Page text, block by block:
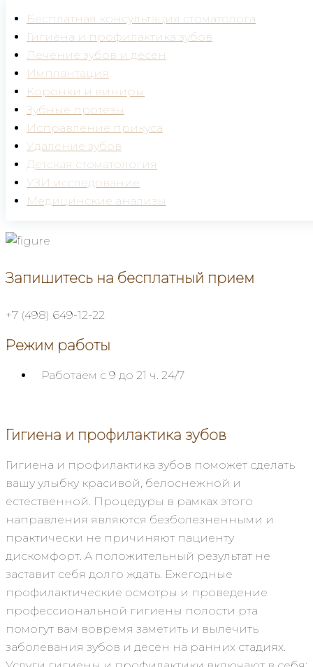
Бесплатная консультация стоматолога
Гигиена и профилактика зубов
Лечение зубов и десен
Имплантация
Коронки и виниры
Зубные протезы
Исправление прикуса
Удаление зубов
Детская стоматология
УЗИ исследование
Медицинские анализы
Запишитесь на бесплатный прием
+7 (498) 649-12-22
Режим работы
Работаем с 9 до 21 ч. 24/7
Гигиена и профилактика зубов
Гигиена и профилактика зубов поможет сделать
вашу улыбку красивой, белоснежной и
естественной. Процедуры в рамках этого
направления являются безболезненными и
практически не причиняют пациенту
дискомфорт. А положительный результат не
заставит себя долго ждать. Ежегодные
профилактические осмотры и проведение
профессиональной гигиены полости рта
помогут вам вовремя заметить и вылечить
заболевания зубов и десен на ранних стадиях.